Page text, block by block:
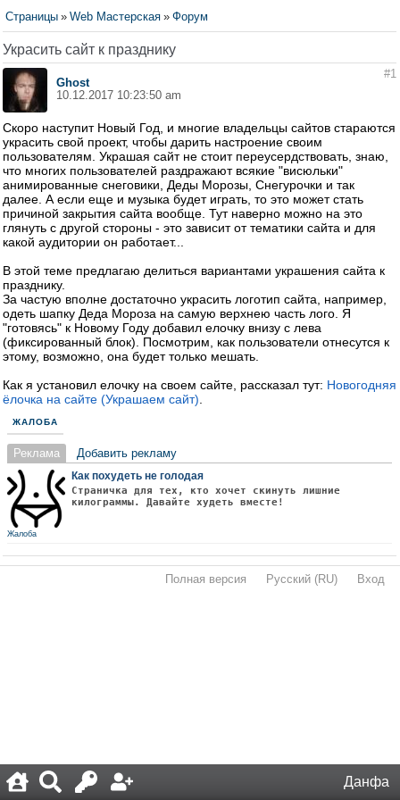
Данфа
Страницы » Web Мастерская » Форум
Украсить сайт к празднику
Ghost
10.12.2017 10:23:50 am
#1
Скоро наступит Новый Год, и многие владельцы сайтов стараются
украсить свой проект, чтобы дарить настроение своим
пользователям. Украшая сайт не стоит переусердствовать, знаю,
что многих пользователей раздражают всякие "висюльки"
анимированные снеговики, Деды Морозы, Снегурочки и так
далее. А если еще и музыка будет играть, то это может стать
причиной закрытия сайта вообще. Тут наверно можно на это
глянуть с другой стороны - это зависит от тематики сайта и для
какой аудитории он работает...
В этой теме предлагаю делиться вариантами украшения сайта к
празднику.
За частую вполне достаточно украсить логотип сайта, например,
одеть шапку Деда Мороза на самую верхнею часть лого. Я
"готовясь" к Новому Году добавил елочку внизу с лева
(фиксированный блок). Посмотрим, как пользователи отнесутся к
этому, возможно, она будет только мешать.
Как я установил елочку на своем сайте, рассказал тут: Новогодняя
ёлочка на сайте (Украшаем сайт)
ЖАЛОБА
Реклама Добавить рекламу
Как похудеть не голодая
Страничка для тех, кто хочет скинуть лишние
килограммы. Давайте худеть вместе!
Жалоба
Полная версия Русский (RU) Вход